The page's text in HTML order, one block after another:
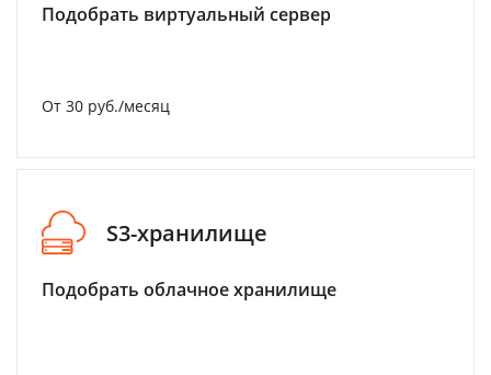
Подобрать виртуальный сервер
От 30 руб./месяц
S3-хранилище
Подобрать облачное хранилище